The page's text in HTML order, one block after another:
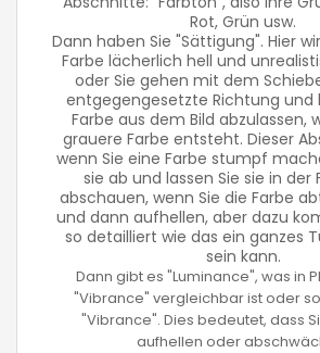
Rot, Grün usw.
Dann haben Sie "Sättigung". Hier
Farbe lächerlich hell und
oder Sie gehen mit dem
entgegengesetzte Richtung und
Farbe aus dem Bild abzulassen,
grauere Farbe entsteht. Dieser
wenn Sie eine Farbe stumpf
sie ab und lassen Sie sie in der
abschauen, wenn Sie die Farbe
und dann aufhellen, aber dazu
so detailliert wie das ein ganzes
sein kann.
Dann gibt es "Luminance", was in
"Vibrance" vergleichbar ist oder
"Vibrance". Dies bedeutet, dass
aufhellen oder